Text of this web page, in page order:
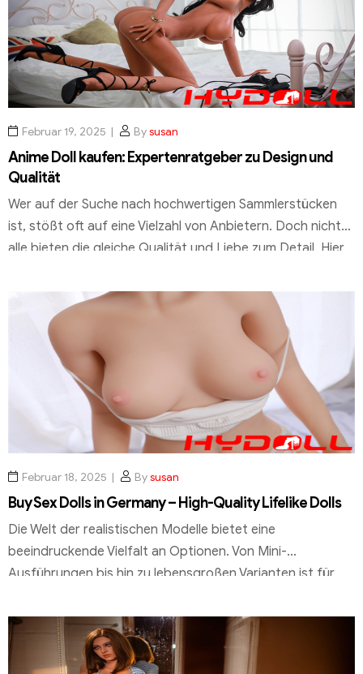
wie […]
Februar 19, 2025 Bysusan
Anime Doll kaufen: Expertenratgeber zu Design und
Qualität
Wer auf der Suche nach hochwertigen Sammlerstücken
ist, stößt oft auf eine Vielzahl von Anbietern. Doch nicht
alle bieten die gleiche Qualität und Liebe zum Detail. Hier
exzellente Standards und einzigartige Designs
auszeichnet. Bei HYDOLL.DE steht die Qualität im
Mittelpunkt. Jedes Produkt durchläuft strenge Kontrollen,
Februar 18, 2025 Bysusan
Buy Sex Dolls in Germany – High-Quality Lifelike Dolls
Die Welt der realistischen Modelle bietet eine
beeindruckende Vielfalt an Optionen. Von Mini-
Ausführungen bis hin zu lebensgroßen Varianten ist für
JY-Doll und Reality Doll setzen dabei auf langjährige
Erfahrung und strenge Qualitätsstandards. Die
verwendeten Materialien, wie TPE und Silikon, garantieren